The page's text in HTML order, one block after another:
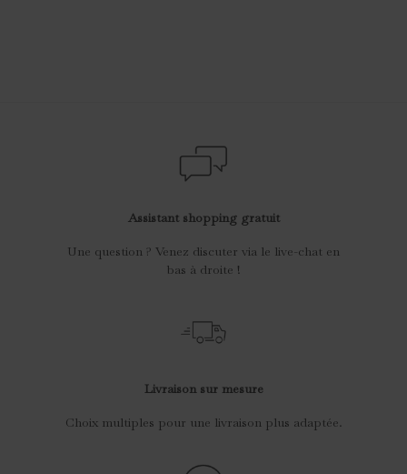
Assistant shopping gratuit
Une question ? Venez discuter via le live-chat en
bas à droite !
Livraison sur mesure
Choix multiples pour une livraison plus adaptée.